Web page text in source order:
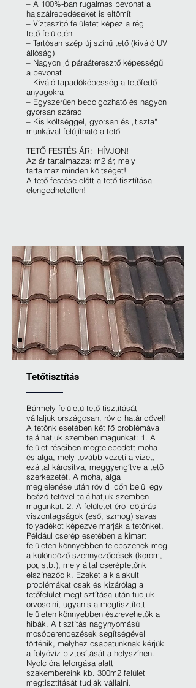
– A 100%-ban rugalmas bevonat a
hajszálrepedéseket is eltömíti
– Víztaszító felületet képez a régi
tető felületén
– Tartósan szép új színű tető (kiváló UV
állóság)
– Nagyon jó páraáteresztő képességű
a bevonat
– Kiváló tapadóképesség a tetőfedő
anyagokra
– Egyszerűen bedolgozható és nagyon
gyorsan szárad
– Kis költséggel, gyorsan és „tiszta“
munkával felújítható a tető
TETŐ FESTÉS ÁR: HÍVJON!
Az ár tartalmazza: m2 ár, mely
tartalmaz minden költséget!
A tető festése előtt a tető tisztítása
elengedhetetlen!
Tetőtisztítás
Bármely felületü tető tisztítását
vállaljuk országosan, rövid határidővel!
A tetõnk esetében két fő problémával
találhatjuk szemben magunkat: 1. A
felület réseiben megtelepedett moha
és alga, mely tovább vezeti a vizet,
ezáltal károsítva, meggyengítve a tetõ
szerkezetét. A moha, alga
megjelenése után rövid időn belül egy
beázó tetõvel találhatjuk szemben
magunkat. 2. A felületet érõ idõjárási
viszontagságok (eső, szmog) savas
folyadékot képezve marják a tetőnket.
Például cserép esetében a kimart
felületen könnyebben telepszenek meg
a különböző szennyeződések (korom,
por, stb.), mely által cseréptetőnk
elszíneződik. Ezeket a kialakult
problémákat csak és kizárólag a
tetőfelület megtisztítása után tudjuk
orvosolni, ugyanis a megtisztított
felületen könnyebben észrevehetők a
hibák. A tisztítás nagynyomású
mosóberendezések segítségével
történik, melyhez csapatunknak kérjük
a folyóvíz biztosítását a helyszínen.
Nyolc óra leforgása alatt
szakembereink kb. 300m2 felület
megtisztítását tudják vállalni.